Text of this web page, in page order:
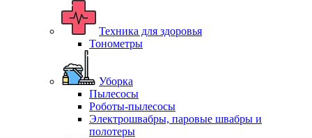
Техника для здоровья
Тонометры
Уборка
Пылесосы
Роботы-пылесосы
Электрошвабры, паровые швабры и
полотеры